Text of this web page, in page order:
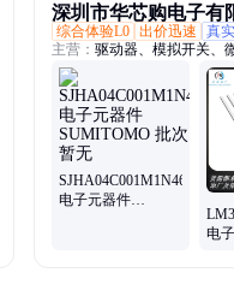
深圳市华芯购电子有
综合体验L0 出价迅速 真
主营： 驱动器、模拟开关、
关ic、仪表放大器、音频放
大器、运算放大器、点火控
集成电路、电容电阻
SJHA04C001M1N46
电子元器件
电